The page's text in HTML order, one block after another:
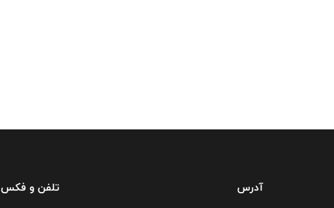
آدرس تلفن و فکس